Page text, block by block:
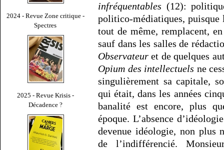
2024 - Revue Zone critique -
Spectres
2025 - Revue Krisis -
Décadence ?
infréquentables (12):
politico-médiatiques, puisque
tout de même, remplacent,
sauf dans les salles de
Observateur et de quelques
Opium des intellectuels ne
singulièrement sa capitale,
qui était, dans les années
banalité est encore, plus
époque. L’absence
devenue idéologie, non plus
de l’indifférencié.